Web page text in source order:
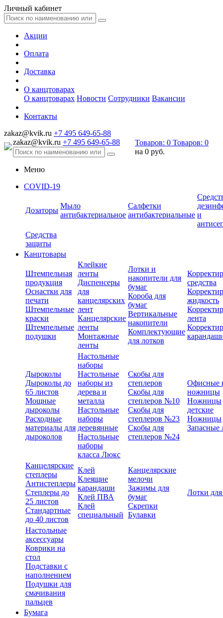
Личный кабинет
Акции
Оплата
Доставка
О канцтоварах
О канцтоварах Новости Сотрудники Вакансии
Контакты
zakaz@kvik.ru +7 495 649-65-88
zakaz@kvik.ru +7 495 649-65-88 Товаров: 0 Товаров: 0
на 0 руб.
Меню
COVID-19
Дозаторы
Мыло
антибактериальное
Салфетки
антибактериальные и
Средства
защиты
Канцтовары
Штемпельная
продукция
Оснастки для
печати
Штемпельные
краски
Штемпельные
подушки
Клейкие
ленты
Диспенсеры
для
канцелярских
лент
Канцелярские
ленты
Монтажные
ленты
Лотки и
накопители для
бумаг
Короба для
бумаг
Вертикальные
накопители
Комплектующие
для лотков
средства
жидкость
лента
Дыроколы
Дыроколы до
65 листов
Мощные
дыроколы
Расходные
материалы для
дыроколов
Настольные
наборы
Настольные
наборы из
дерева и
металла
Настольные
наборы
деревянные
Настольные
наборы
класса Люкс
Скобы для
степлеров
Скобы для
степлеров №10
Скобы для
степлеров №23
Скобы для
степлеров №24
Офисные
ножницы
Ножницы
детские
Ножницы
Запасные
Канцелярские
степлеры
Антистеплеры
Степлеры до
25 листов
Стандартные
до 40 листов
Клей
Клеящие
карандаши
Клей ПВА
Клей
специальный
Канцелярские
мелочи
Зажимы для
бумаг
Скрепки
Булавки
Лотки
Настольные
аксессуары
Коврики на
стол
Подставки с
наполнением
Подушки для
смачивания
пальцев
Бумага